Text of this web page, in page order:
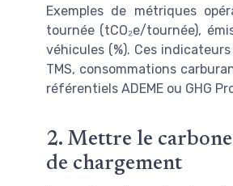
Exemples de métriques
tournée (tCO₂e/tournée),
véhicules (%). Ces
TMS, consommations
référentiels ADEME ou GHG
2. Mettre le
de chargement